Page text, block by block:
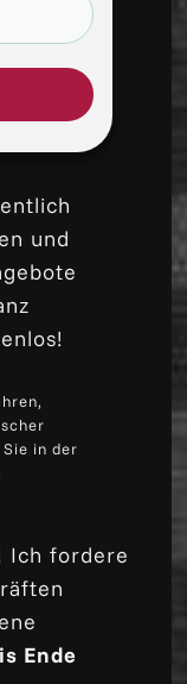
und
in der
Ich fordere
Ende